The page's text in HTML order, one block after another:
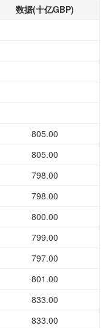
数据(十亿GBP)
805.00
805.00
798.00
798.00
800.00
799.00
797.00
801.00
833.00
833.00